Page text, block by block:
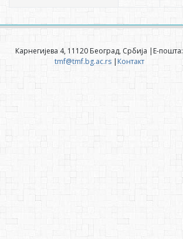
Карнегијева 4, 11120 Београд, Србија |Е-пошта:
tmf@tmf.bg.ac.rs| Контакт